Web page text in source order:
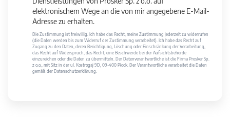
elektronischem Wege an die von mir angegebene E-Mail-
Adresse zu erhalten.
Die Zustimmung ist freiwillig. Ich habe das Recht, meine Zustimmung jederzeit zu widerrufen
(die Daten werden bis zum Widerruf der Zustimmung verarbeitet). Ich habe das Recht auf
Zugang zu den Daten, deren Berichtigung, Löschung oder Einschränkung der Verarbeitung,
das Recht auf Widerspruch, das Recht, eine Beschwerde bei der Aufsichtsbehörde
einzureichen oder die Daten zu übermitteln. Der Datenverantwortliche ist die Firma Prosker Sp.
z o.o., mit Sitz in der ul. Kostrogaj 9D, 09-400 Płock. Der Verantwortliche verarbeitet die Daten
gemäß der Datenschutzerklärung.